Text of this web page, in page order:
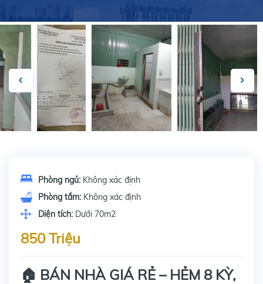
Phòng ngủ: Không xác định
Phòng tắm: Không xác định
Diện tích: Dưới 70m2
850 Triệu
🏠 BÁN NHÀ GIÁ RẺ – HẺM 8 KỲ,